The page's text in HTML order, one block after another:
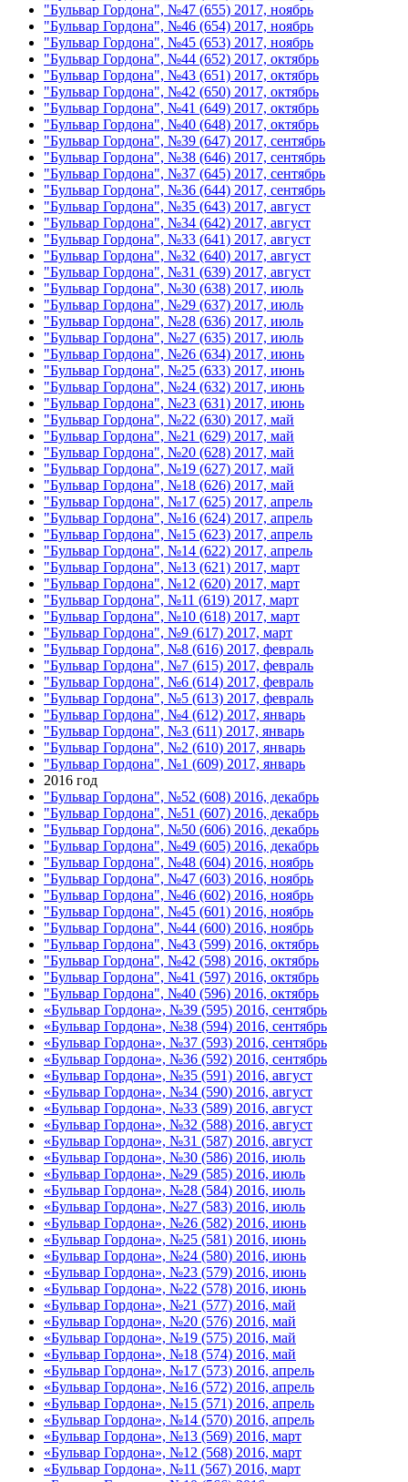
"Бульвар Гордона", №47 (655) 2017, ноябрь
"Бульвар Гордона", №46 (654) 2017, ноябрь
"Бульвар Гордона", №45 (653) 2017, ноябрь
"Бульвар Гордона", №44 (652) 2017, октябрь
"Бульвар Гордона", №43 (651) 2017, октябрь
"Бульвар Гордона", №42 (650) 2017, октябрь
"Бульвар Гордона", №41 (649) 2017, октябрь
"Бульвар Гордона", №40 (648) 2017, октябрь
"Бульвар Гордона", №39 (647) 2017, сентябрь
"Бульвар Гордона", №38 (646) 2017, сентябрь
"Бульвар Гордона", №37 (645) 2017, сентябрь
"Бульвар Гордона", №36 (644) 2017, сентябрь
"Бульвар Гордона", №35 (643) 2017, август
"Бульвар Гордона", №34 (642) 2017, август
"Бульвар Гордона", №33 (641) 2017, август
"Бульвар Гордона", №32 (640) 2017, август
"Бульвар Гордона", №31 (639) 2017, август
"Бульвар Гордона", №30 (638) 2017, июль
"Бульвар Гордона", №29 (637) 2017, июль
"Бульвар Гордона", №28 (636) 2017, июль
"Бульвар Гордона", №27 (635) 2017, июль
"Бульвар Гордона", №26 (634) 2017, июнь
"Бульвар Гордона", №25 (633) 2017, июнь
"Бульвар Гордона", №24 (632) 2017, июнь
"Бульвар Гордона", №23 (631) 2017, июнь
"Бульвар Гордона", №22 (630) 2017, май
"Бульвар Гордона", №21 (629) 2017, май
"Бульвар Гордона", №20 (628) 2017, май
"Бульвар Гордона", №19 (627) 2017, май
"Бульвар Гордона", №18 (626) 2017, май
"Бульвар Гордона", №17 (625) 2017, апрель
"Бульвар Гордона", №16 (624) 2017, апрель
"Бульвар Гордона", №15 (623) 2017, апрель
"Бульвар Гордона", №14 (622) 2017, апрель
"Бульвар Гордона", №13 (621) 2017, март
"Бульвар Гордона", №12 (620) 2017, март
"Бульвар Гордона", №11 (619) 2017, март
"Бульвар Гордона", №10 (618) 2017, март
"Бульвар Гордона", №9 (617) 2017, март
"Бульвар Гордона", №8 (616) 2017, февраль
"Бульвар Гордона", №7 (615) 2017, февраль
"Бульвар Гордона", №6 (614) 2017, февраль
"Бульвар Гордона", №5 (613) 2017, февраль
"Бульвар Гордона", №4 (612) 2017, январь
"Бульвар Гордона", №3 (611) 2017, январь
"Бульвар Гордона", №2 (610) 2017, январь
"Бульвар Гордона", №1 (609) 2017, январь
2016 год
"Бульвар Гордона", №52 (608) 2016, декабрь
"Бульвар Гордона", №51 (607) 2016, декабрь
"Бульвар Гордона", №50 (606) 2016, декабрь
"Бульвар Гордона", №49 (605) 2016, декабрь
"Бульвар Гордона", №48 (604) 2016, ноябрь
"Бульвар Гордона", №47 (603) 2016, ноябрь
"Бульвар Гордона", №46 (602) 2016, ноябрь
"Бульвар Гордона", №45 (601) 2016, ноябрь
"Бульвар Гордона", №44 (600) 2016, ноябрь
"Бульвар Гордона", №43 (599) 2016, октябрь
"Бульвар Гордона", №42 (598) 2016, октябрь
"Бульвар Гордона", №41 (597) 2016, октябрь
"Бульвар Гордона", №40 (596) 2016, октябрь
«Бульвар Гордона», №39 (595) 2016, сентябрь
«Бульвар Гордона», №38 (594) 2016, сентябрь
«Бульвар Гордона», №37 (593) 2016, сентябрь
«Бульвар Гордона», №36 (592) 2016, сентябрь
«Бульвар Гордона», №35 (591) 2016, август
«Бульвар Гордона», №34 (590) 2016, август
«Бульвар Гордона», №33 (589) 2016, август
«Бульвар Гордона», №32 (588) 2016, август
«Бульвар Гордона», №31 (587) 2016, август
«Бульвар Гордона», №30 (586) 2016, июль
«Бульвар Гордона», №29 (585) 2016, июль
«Бульвар Гордона», №28 (584) 2016, июль
«Бульвар Гордона», №27 (583) 2016, июль
«Бульвар Гордона», №26 (582) 2016, июнь
«Бульвар Гордона», №25 (581) 2016, июнь
«Бульвар Гордона», №24 (580) 2016, июнь
«Бульвар Гордона», №23 (579) 2016, июнь
«Бульвар Гордона», №22 (578) 2016, июнь
«Бульвар Гордона», №21 (577) 2016, май
«Бульвар Гордона», №20 (576) 2016, май
«Бульвар Гордона», №19 (575) 2016, май
«Бульвар Гордона», №18 (574) 2016, май
«Бульвар Гордона», №17 (573) 2016, апрель
«Бульвар Гордона», №16 (572) 2016, апрель
«Бульвар Гордона», №15 (571) 2016, апрель
«Бульвар Гордона», №14 (570) 2016, апрель
«Бульвар Гордона», №13 (569) 2016, март
«Бульвар Гордона», №12 (568) 2016, март
«Бульвар Гордона», №11 (567) 2016, март